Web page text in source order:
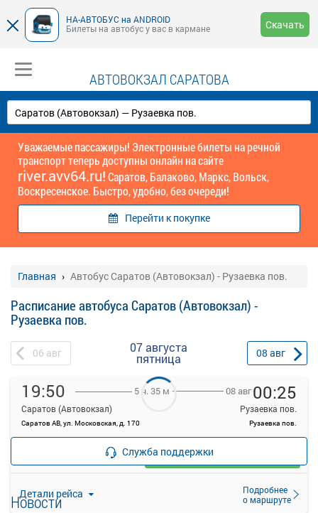
НА-АВТОБУС на ANDROID
Билеты на автобус у вас в кармане
Скачать
АВТОВОКЗАЛ САРАТОВА
Уважаемые пассажиры! Электронные билеты на речной
транспорт теперь доступны онлайн на сайте
river.avv64.ru!Саратов, Балаково, Маркс, Вольск,
Воскресенское. Быстро, удобно, без очереди!
Перейти к покупке
Главная Автобус Саратов (Автовокзал) - Рузаевка пов.
Расписание автобуса Саратов (Автовокзал) -
Рузаевка пов.
06 авг 07 августа
пятница 08 авг
19:50
Саратов (Автовокзал)
Саратов АВ, ул. Московская, д. 170
5 ч. 35 м 08 авг00:25
Рузаевка пов.
Рузаевка пов.
Детали рейса
Подробнее
о маршруте
—
Загрузить цену
Служба поддержки
Новости